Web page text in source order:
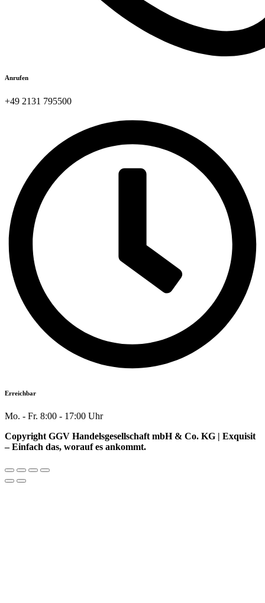
Anrufen
+49 2131 795500​
Erreichbar
Mo. - Fr. 8:00 - 17:00 Uhr
Copyright GGV Handelsgesellschaft mbH & Co. KG | Exquisit
– Einfach das, worauf es ankommt.